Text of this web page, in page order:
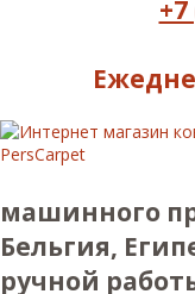
машинного
Бельгия,
ручной